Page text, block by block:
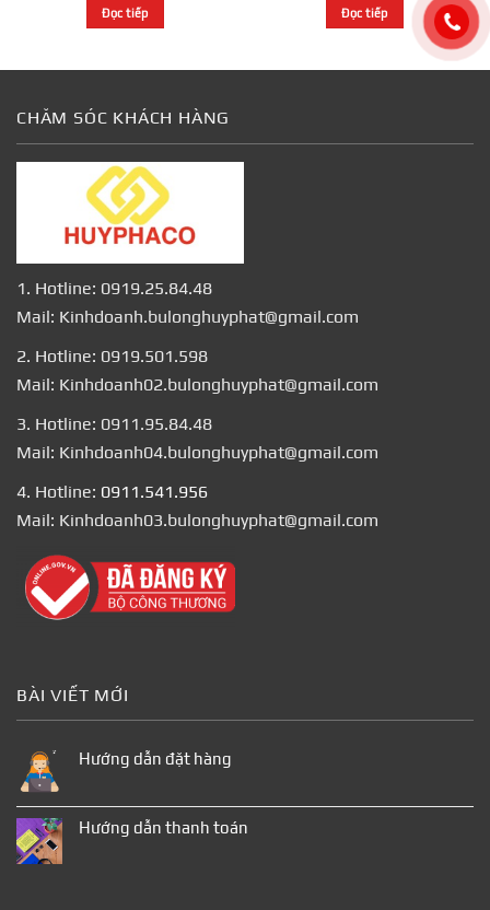
Đọc tiếp Đọc tiếp
CHĂM SÓC KHÁCH HÀNG
1. Hotline: 0919.25.84.48
Mail: Kinhdoanh.bulonghuyphat@gmail.com
2. Hotline: 0919.501.598
Mail: Kinhdoanh02.bulonghuyphat@gmail.com
3. Hotline: 0911.95.84.48
Mail: Kinhdoanh04.bulonghuyphat@gmail.com
4. Hotline: 0911.541.956
Mail: Kinhdoanh03.bulonghuyphat@gmail.com
BÀI VIẾT MỚI
Hướng dẫn đặt hàng
Hướng dẫn thanh toán